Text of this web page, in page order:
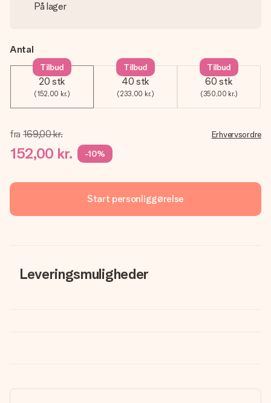
På lager
Antal
20 stk
(152,00 kr.)
Tilbud
40 stk
(233,00 kr.)
Tilbud
60 stk
(350,00 kr.)
Tilbud
fra 169,00 kr.
152,00 kr. -10%
Erhvervsordre
Start personliggørelse
Leveringsmuligheder